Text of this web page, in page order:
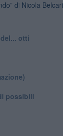
di Nicola Belcari
otti
possibili